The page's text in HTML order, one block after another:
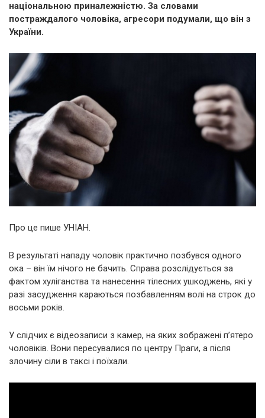
національною приналежністю. За словами
постраждалого чоловіка, агресори подумали, що він з
України.
Про це пише УНІАН.
В результаті нападу чоловік практично позбувся одного
ока – він їм нічого не бачить. Справа розслідується за
фактом хуліганства та нанесення тілесних ушкоджень, які у
разі засудження караються позбавленням волі на строк до
восьми років.
У слідчих є відеозаписи з камер, на яких зображені п’ятеро
чоловіків. Вони пересувалися по центру Праги, а після
злочину сіли в таксі і поїхали.